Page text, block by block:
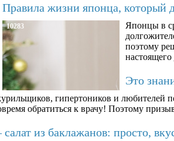
Правила жизни японца, который
10283
Японцы в
поэтому
Это
гипертоников и
обратиться к врачу! Поэтому
из баклажанов: просто,